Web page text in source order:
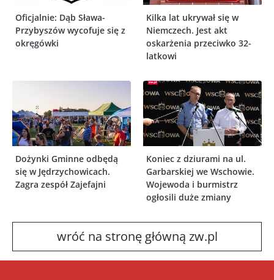
Oficjalnie: Dąb Sława-
Przybyszów wycofuje się z
okręgówki
Kilka lat ukrywał się w
Niemczech. Jest akt
oskarżenia przeciwko 32-
latkowi
Dożynki Gminne odbędą
się w Jędrzychowicach.
Zagra zespół Zajefajni
Koniec z dziurami na ul.
Garbarskiej we Wschowie.
Wojewoda i burmistrz
ogłosili duże zmiany
wróć na stronę główną zw.pl